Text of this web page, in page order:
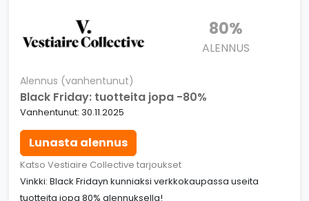
80%
ALENNUS
Alennus (vanhentunut)
Black Friday: tuotteita jopa -80%
Vanhentunut: 30.11.2025
Lunasta alennus
Katso Vestiaire Collective tarjoukset
Vinkki: Black Fridayn kunniaksi verkkokaupassa useita
tuotteita jopa 80% alennuksella!